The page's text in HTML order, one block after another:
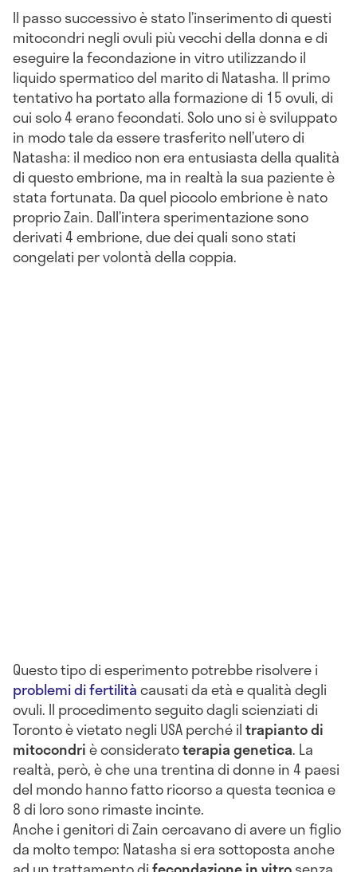
Il passo successivo è stato l’inserimento di questi
mitocondri negli ovuli più vecchi della donna e di
eseguire la fecondazione in vitro utilizzando il
liquido spermatico del marito di Natasha. Il primo
tentativo ha portato alla formazione di 15 ovuli, di
cui solo 4 erano fecondati. Solo uno si è sviluppato
in modo tale da essere trasferito nell’utero di
Natasha: il medico non era entusiasta della qualità
di questo embrione, ma in realtà la sua paziente è
stata fortunata. Da quel piccolo embrione è nato
proprio Zain. Dall’intera sperimentazione sono
derivati 4 embrione, due dei quali sono stati
congelati per volontà della coppia.
Questo tipo di esperimento potrebbe risolvere i
problemi di fertilitàcausati da età e qualità degli
ovuli. Il procedimento seguito dagli scienziati di
Toronto è vietato negli USA perché iltrapianto di
mitocondriè consideratoterapia genetica. La
realtà, però, è che una trentina di donne in 4 paesi
del mondo hanno fatto ricorso a questa tecnica e
8 di loro sono rimaste incinte.
Anche i genitori di Zain cercavano di avere un figlio
da molto tempo: Natasha si era sottoposta anche